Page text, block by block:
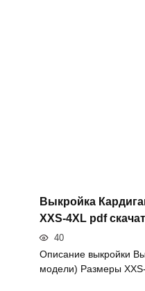
Выкройка
XXS-4XL pdf
40
Описание выкройки
модели) Размеры